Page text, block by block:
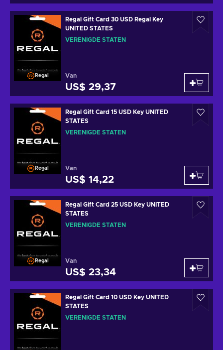
Regal
Regal Gift Card 30 USD Regal Key
UNITED STATES
VERENIGDE STATEN
Van
US$ 29,37
Regal
Regal Gift Card 15 USD Key UNITED
STATES
VERENIGDE STATEN
Van
US$ 14,22
Regal
Regal Gift Card 25 USD Key UNITED
STATES
VERENIGDE STATEN
Van
US$ 23,34
Regal Gift Card 10 USD Key UNITED
STATES
VERENIGDE STATEN